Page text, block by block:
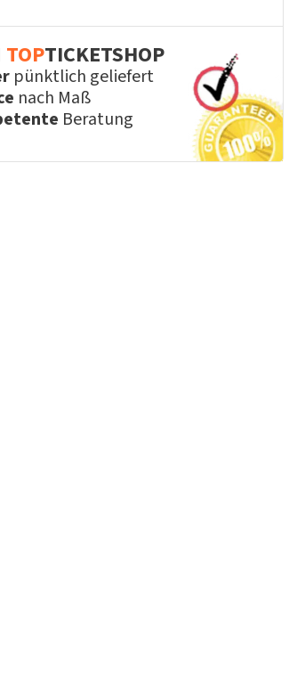
TOPTICKETSHOP
pünktlich geliefert
nach Maß
Beratung